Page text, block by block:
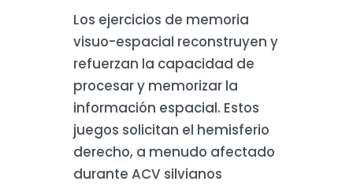
Los ejercicios de memoria
visuo-espacial reconstruyen y
refuerzan la capacidad de
procesar y memorizar la
información espacial. Estos
juegos solicitan el hemisferio
derecho, a menudo afectado
durante ACV silvianos